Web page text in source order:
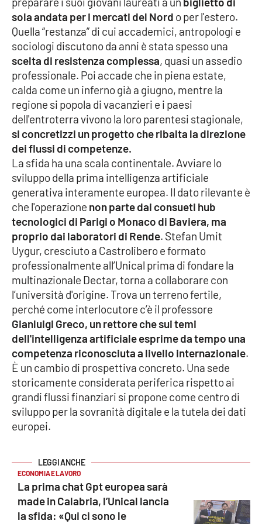
Cultura
Economia e Lavoro
Politica
Sanità
Società
Sport
RUBRICHE
Good Morning Vietnam
Parchi Marini Calabria
Leggendo Alvaro insieme
Imprese Di Calabria
Le perfidie di Antonella Grippo
Venti di comunicazione
STREAMING
LaC TV
LaC Network
sola andata per i mercati del Nord o per l'estero.
Quella “restanza” di cui accademici, antropologi e
sociologi discutono da anni è stata spesso una
scelta di resistenza complessa, quasi un assedio
professionale. Poi accade che in piena estate,
calda come un inferno già a giugno, mentre la
regione si popola di vacanzieri e i paesi
dell'entroterra vivono la loro parentesi stagionale,
si concretizzi un progetto che ribalta la direzione
dei flussi di competenze.
La sfida ha una scala continentale. Avviare lo
sviluppo della prima intelligenza artificiale
generativa interamente europea. Il dato rilevante è
che l'operazione non parte dai consueti hub
tecnologici di Parigi o Monaco di Baviera, ma
proprio dai laboratori di Rende. Stefan Umit
Uygur, cresciuto a Castrolibero e formato
professionalmente all’Unical prima di fondare la
multinazionale Dectar, torna a collaborare con
l’università d'origine. Trova un terreno fertile,
perché come interlocutore c’è il professore
Gianluigi Greco, un rettore che sui temi
dell'intelligenza artificiale esprime da tempo una
competenza riconosciuta a livello internazionale.
È un cambio di prospettiva concreto. Una sede
storicamente considerata periferica rispetto ai
grandi flussi finanziari si propone come centro di
sviluppo per la sovranità digitale e la tutela dei dati
europei.
ECONOMIA E LAVORO
La prima chat Gpt europea sarà
made in Calabria, l’Unical lancia
la sfida: «Qui ci sono le